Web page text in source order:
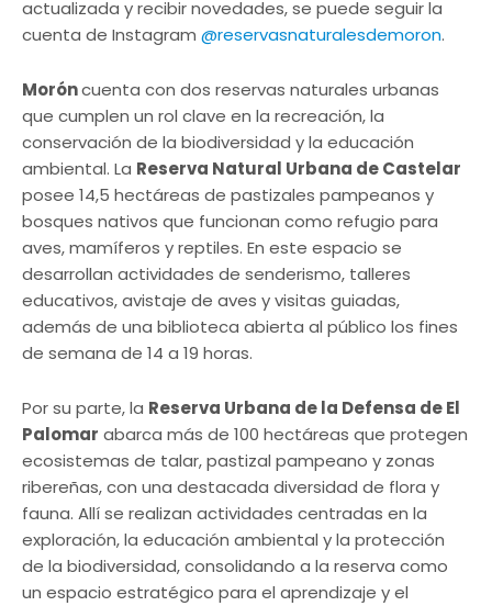
actualizada y recibir novedades, se puede seguir la
cuenta de Instagram @reservasnaturalesdemoron.
Moróncuenta con dos reservas naturales urbanas
que cumplen un rol clave en la recreación, la
conservación de la biodiversidad y la educación
ambiental. La Reserva Natural Urbana de Castelar
posee 14,5 hectáreas de pastizales pampeanos y
bosques nativos que funcionan como refugio para
aves, mamíferos y reptiles. En este espacio se
desarrollan actividades de senderismo, talleres
educativos, avistaje de aves y visitas guiadas,
además de una biblioteca abierta al público los fines
de semana de 14 a 19 horas.
Por su parte, la Reserva Urbana de la Defensa de El
Palomar abarca más de 100 hectáreas que protegen
ecosistemas de talar, pastizal pampeano y zonas
ribereñas, con una destacada diversidad de flora y
fauna. Allí se realizan actividades centradas en la
exploración, la educación ambiental y la protección
de la biodiversidad, consolidando a la reserva como
un espacio estratégico para el aprendizaje y el